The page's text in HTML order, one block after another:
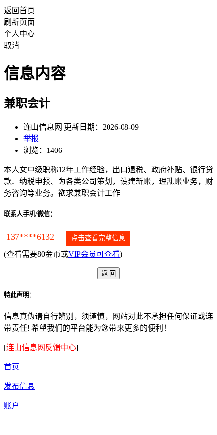
返回首页
刷新页面
个人中心
取消
信息内容
兼职会计
连山信息网 更新日期：2026-08-09
举报
浏览：1406
本人女中级职称12年工作经验，出口退税、政府补贴、银行贷
款、纳税申报、为各类公司策划，设建新账，理乱账业务，财
务咨询等业务。欲求兼职会计工作
联系人手机/微信：
137****6132 点击查看完整信息
(查看需要80金币或VIP会员可查看)
特此声明：
信息真伪请自行辨别，须谨慎，网站对此不承担任何保证或连
带责任! 希望我们的平台能为您带来更多的便利！
[连山信息网反馈中心]
首页
发布信息
账户